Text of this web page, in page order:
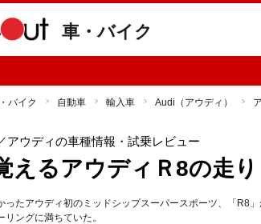
車・バイク
バイク 自動車 輸入車 Audi（アウディ）
アウディの車種情報・試乗レビュー
えるアウディＲ8の走り
ったアウディ初のミッドシップスーパースポーツ、「R8
ングに満ちていた。